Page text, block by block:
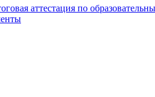
аттестация по